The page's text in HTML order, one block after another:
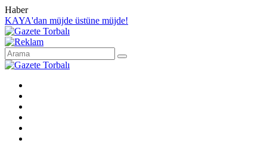
Haber
KAYA'dan müjde üstüne müjde!